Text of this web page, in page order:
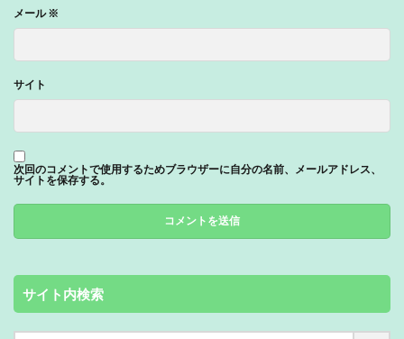
メール※
サイト
次回のコメントで使用するためブラウザーに自分の名前、メールアドレス、
サイトを保存する。
サイト内検索